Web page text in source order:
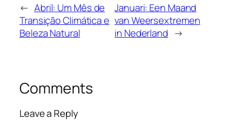
← Abril: Um Mês de
Transição Climática e
Beleza Natural
Januari: Een Maand
van Weersextremen
in Nederland →
Comments
Leave a Reply